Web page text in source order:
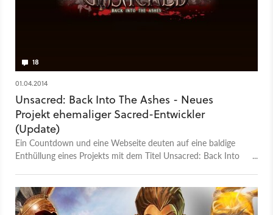
18
01.04.2014
Unsacred: Back Into The Ashes - Neues
Projekt ehemaliger Sacred-Entwickler
(Update)
Ein Countdown und eine Webseite deuten auf eine baldige
Enthüllung eines Projekts mit dem Titel Unsacred: Back Into
Entwickler.